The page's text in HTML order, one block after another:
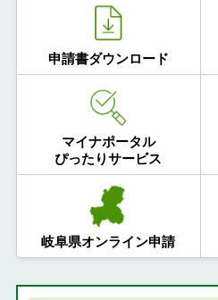
申請書ダウンロード
マイナポータル
ぴったりサービス
岐阜県オンライン申請